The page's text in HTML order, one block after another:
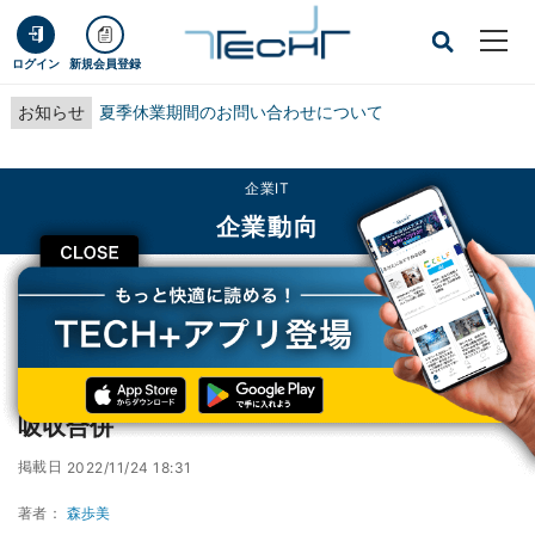
ログイン 新規会員登録
お知らせ 夏季休業期間のお問い合わせについて
CLOSE
企業IT
企業動向
TECH+ 企業IT
企業動向
富士通、来年4月に滋賀富士通ソフトウェアを吸収合併
富士通、来年4月に滋賀富士通ソフトウェアを
吸収合併
掲載日 2022/11/24 18:31
著者： 森歩美